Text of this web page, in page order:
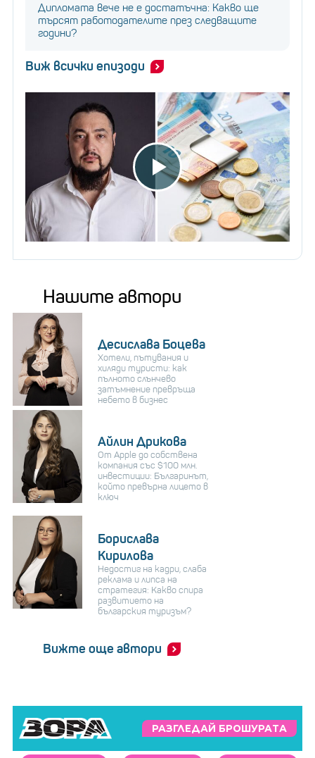
Дипломата вече не е достатъчна: Какво ще
търсят работодателите през следващите
години?
Виж всички епизоди
Нашите автори
Десислава Боцева
Хотели, пътувания и
хиляди туристи: как
пълното слънчево
затъмнение превръща
небето в бизнес
Айлин Дрикова
От Apple до собствена
компания със $100 млн.
инвестиции: Българинът,
който превърна лицето в
ключ
Борислава
Кирилова
Недостиг на кадри, слаба
реклама и липса на
стратегия: Какво спира
развитието на
българския туризъм?
Вижте още автори
РАЗГЛЕДАЙ БРОШУРАТА